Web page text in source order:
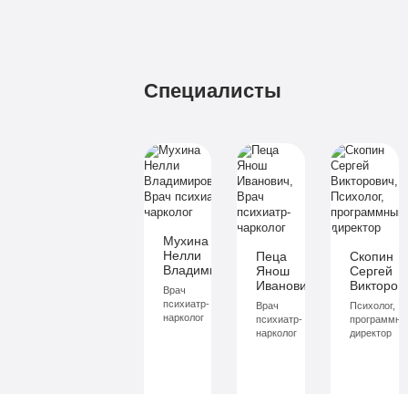
Специалисты
Мухина
Нелли
Владимировна
Врач
психиатр-
нарколог
Пеца
Янош
Иванович
Врач
психиатр-
нарколог
Скопин
Сергей
Психолог,
программный
директор